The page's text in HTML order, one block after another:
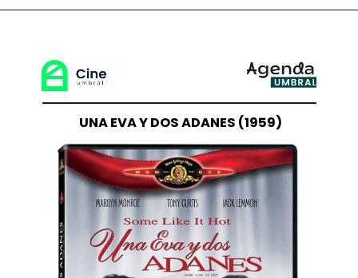
UNA EVA Y DOS ADANES (1959)